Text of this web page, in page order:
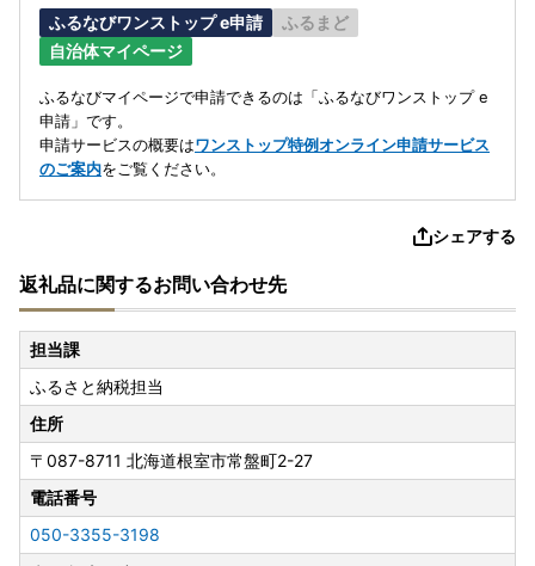
ふるなびワンストップ e申請
ふるまど
自治体マイページ
ふるなびマイページで申請できるのは「ふるなびワンストップ e
申請」です。
申請サービスの概要はワンストップ特例オンライン申請サービス
のご案内をご覧ください。
シェアする
返礼品に関するお問い合わせ先
担当課
ふるさと納税担当
住所
〒087-8711 北海道根室市常盤町2-27
電話番号
050-3355-3198